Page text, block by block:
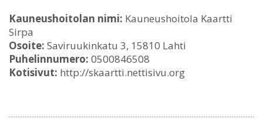
Kauneushoitolan nimi: Kauneushoitola Kaartti
Sirpa
Osoite: Saviruukinkatu 3, 15810 Lahti
Puhelinnumero: 0500846508
Kotisivut: http://skaartti.nettisivu.org